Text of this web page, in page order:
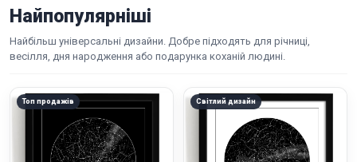
Найпопулярніші
Найбільш універсальні дизайни. Добре підходять для річниці,
весілля, дня народження або подарунка коханій людині.
Топ продажів Світлий дизайн